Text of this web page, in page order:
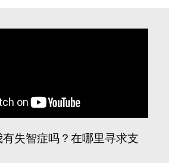
失智症吗？在哪里寻求支